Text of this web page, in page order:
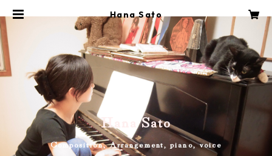
Hana Sato
Hana Sato
Composition, Arrangement, piano, voice